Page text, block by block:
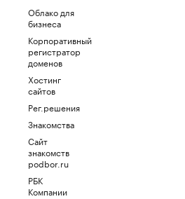
Облако для
бизнеса
Корпоративный
регистратор
доменов
Хостинг
сайтов
Рег.решения
Знакомства
Сайт
знакомств
podbor.ru
РБК
Компании